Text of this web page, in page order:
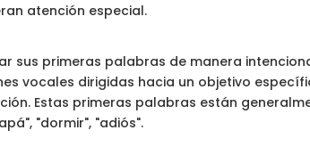
atención especial.
sus primeras palabras de manera
vocales dirigidas hacia un objetivo
Estas primeras palabras están
"dormir", "adiós".